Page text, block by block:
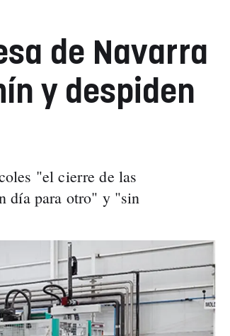
de Navarra
y despiden
"el cierre de las
día para otro" y "sin